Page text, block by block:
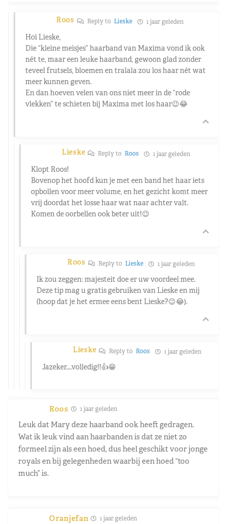
Roos Reply to Lieske 1 jaar geleden
Hoi Lieske,
Die “kleine meisjes” haarband van Maxima vond ik ook
nét te, maar een leuke haarband, gewoon glad zonder
teveel frutsels, bloemen en tralala zou los haar nét wat
meer kunnen geven.
En dan hoeven velen van ons niet meer in de “rode
vlekken” te schieten bij Maxima met los haar😉😂
Lieske Reply toRoos 1 jaar geleden
Klopt Roos!
Bovenop het hoofd kun je met een band het haar iets
opbollen voor meer volume, en het gezicht komt meer
vrij doordat het losse haar wat naar achter valt.
Komen de oorbellen ook beter uit!😉
Roos Reply to Lieske 1 jaar geleden
Ik zou zeggen: majesteit doe er uw voordeel mee.
Deze tip mag u gratis gebruiken van Lieske en mij
(hoop dat je het ermee eens bent Lieske?😉😂).
Lieske Reply toRoos 1 jaar geleden
Jazeker….volledig!!👍😁
Roos 1 jaar geleden
Leuk dat Mary deze haarband ook heeft gedragen.
Wat ik leuk vind aan haarbanden is dat ze niet zo
formeel zijn als een hoed, dus heel geschikt voor jonge
royals en bij gelegenheden waarbij een hoed “too
much” is.
Oranjefan 1 jaar geleden